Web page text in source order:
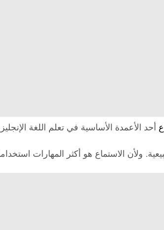
أحد الأعمدة الأساسية في تعلم اللغة
ولأن الاستماع هو أكثر المهارات